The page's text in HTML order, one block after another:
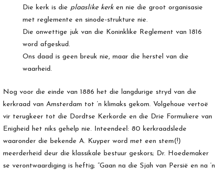
Die kerk is die plaaslike kerken nie die groot organisasie
met reglemente en sinode-strukture nie.
Die onwettige juk van die Koninklike Reglement van 1816
word afgeskud.
Ons daad is geen breuk nie, maar die herstel van die
waarheid.
Nog voor die einde van 1886 het die langdurige stryd van die
kerkraad van Amsterdam tot ’n klimaks gekom. Volgehoue vertoë
vir terugkeer tot die Dordtse Kerkorde en die Drie Formuliere van
Enigheid het niks gehelp nie. Inteendeel: 80 kerkraadslede
waaronder die bekende A. Kuyper word met een stem(!)
meerderheid deur die klassikale bestuur geskors; Dr. Hoedemaker
se verontwaardiging is heftig; “Gaan na die Sjah van Persië en na ’n